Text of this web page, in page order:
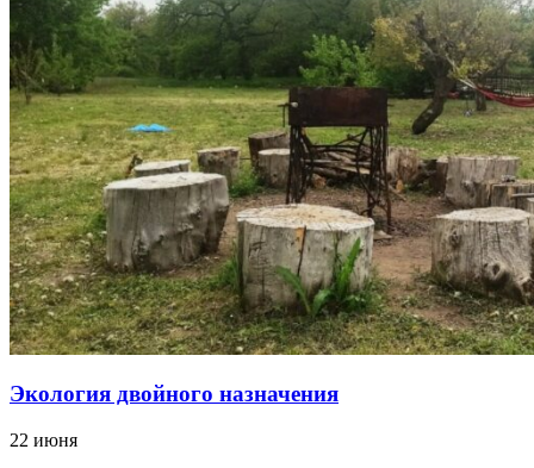
Экология двойного назначения
22 июня